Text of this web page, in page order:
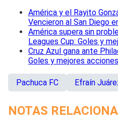
América y el Rayito
Vencieron al San Diego
América supera sin
Leagues Cup: Goles y
Cruz Azul gana ante
Goles y mejores acciones
Pachuca FC Efraín
NOTAS